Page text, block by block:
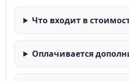
Что входит в
Оплачивается